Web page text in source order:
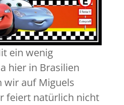
ein wenig
hier in Brasilien
wir auf Miguels
feiert natürlich nicht